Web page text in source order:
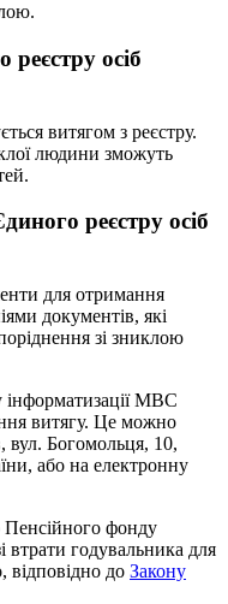
осіб
витягом з реєстру.
людини зможуть
реєстру осіб
для отримання
документів, які
зі зниклою
інформатизації МВС
витягу. Це можно
Богомольця, 10,
або на електронну
Пенсійного фонду
втрати годувальника для
відповідно до Закону